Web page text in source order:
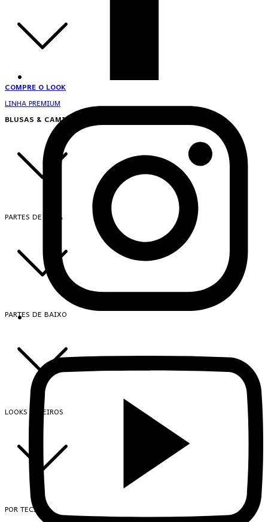
COMPRE O LOOK
LINHA PREMIUM
BLUSAS & CAMISAS
PARTES DE CIMA
PARTES DE BAIXO
LOOKS INTEIROS
POR TECIDO